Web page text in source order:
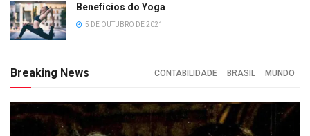
Benefícios do Yoga
5 DE OUTUBRO DE 2021
Breaking News CONTABILIDADE BRASIL MUNDO